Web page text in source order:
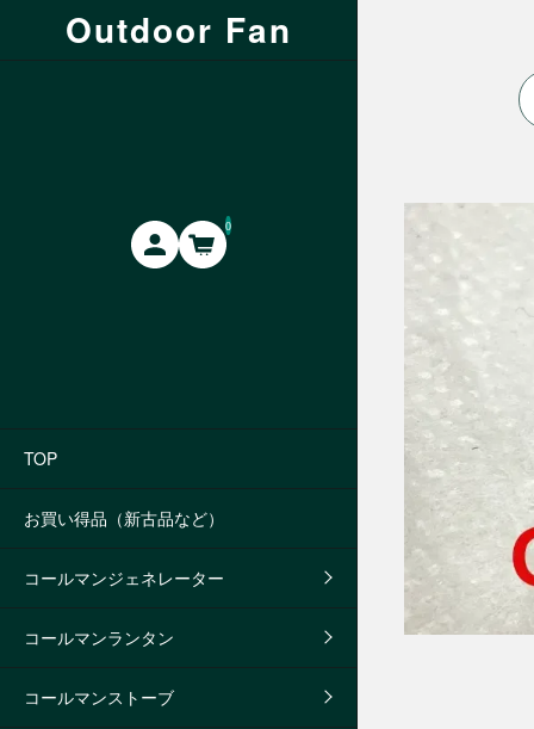
Outdoor Fan
0
TOP
お買い得品（新古品など）
コールマンジェネレーター
コールマンランタン
コールマンストーブ